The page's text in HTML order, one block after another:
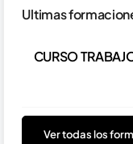
Ultimas
CURSO
Ver todas los